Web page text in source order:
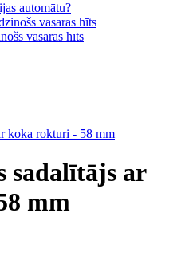
automātu?
vasaras hīts
koka rokturi - 58 mm
sadalītājs ar
mm